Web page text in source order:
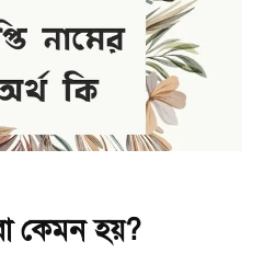
কেমন হয়?